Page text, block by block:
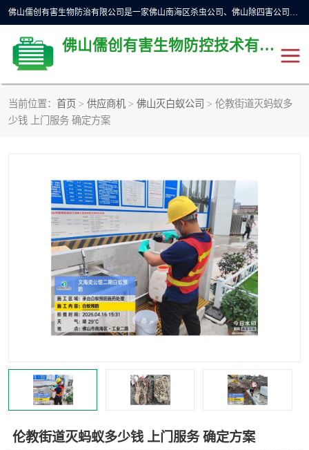
佛山儒创有害生物防治有限公司是一家佛山南海区杀虫公司、佛山除四害公司、佛山灭白蚁公司、佛山白蚁防治公司，让您远离虫害困扰。要问佛山白蚁防治哪家好？佛山儒创有害生物防治有限公司全佛山、广州，正规公司，上门勘查，可靠，售后有保障。
佛山儒创有害生物防控技术有限公司
当前位置： 首页 > 供应商机 > 佛山灭白蚁公司 > 伦教街道灭蚂蚁多
少钱 上门服务 确定方案
伦教街道灭蚂蚁多少钱 上门服务 确定方案
除四害公司
佛山灭白蚁公司 佛山杀虫公司
佛山除四害公司 灭鼠
灭蜱虫 消杀
灭苍蝇 灭跳蚤
灭蚊虫 灭蟑螂
害虫防治 灭杀害虫